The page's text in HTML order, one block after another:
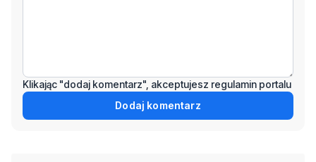
Klikając "dodaj komentarz", akceptujesz regulamin portalu
Dodaj komentarz